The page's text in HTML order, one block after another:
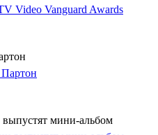
мини-альбом